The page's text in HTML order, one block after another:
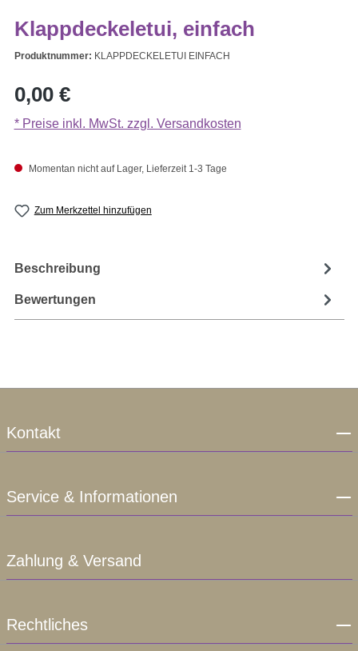
Klappdeckeletui, einfach
Produktnummer: KLAPPDECKELETUI EINFACH
Regulärer Preis:
0,00 €
* Preise inkl. MwSt. zzgl. Versandkosten
Momentan nicht auf Lager, Lieferzeit 1-3 Tage
Zum Merkzettel hinzufügen
Beschreibung
Bewertungen
Kontakt
Service & Informationen
Zahlung & Versand
Rechtliches